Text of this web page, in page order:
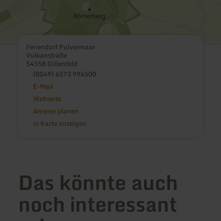
Feriendorf Pulvermaar
Vulkanstraße
54558 Gillenfeld
(0049) 6573 996500
E-Mail
Webseite
Anreise planen
in Karte anzeigen
Das könnte auch
noch interessant